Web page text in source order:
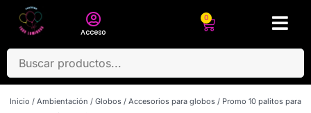
Acceso
0
Inicio / Ambientación / Globos / Accesorios para globos / Promo 10 palitos para